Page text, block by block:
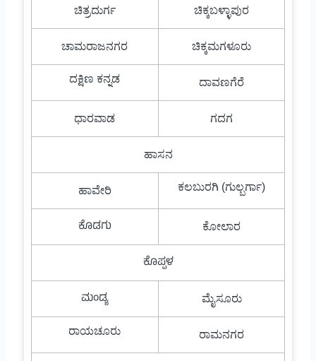
ಚಿತ್ರದುರ್ಗ ಚಿಕ್ಕಬಳ್ಳಾಪುರ
ಚಾಮರಾಜನಗರ ಚಿಕ್ಕಮಗಳೂರು
ದಕ್ಷಿಣ ಕನ್ನಡ ದಾವಣಗೆರೆ
ಧಾರವಾಡ ಗದಗ
ಹಾಸನ
ಹಾವೇರಿ ಕಲಬುರಗಿ (ಗುಲ್ಬರ್ಗಾ)
ಕೊಡಗು ಕೋಲಾರ
ಕೊಪ್ಪಳ
ಮಂಡ್ಯ
ಮೈಸೂರು
ರಾಯಚೂರು ರಾಮನಗರ